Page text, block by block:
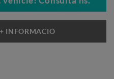
INFORMACIÓ